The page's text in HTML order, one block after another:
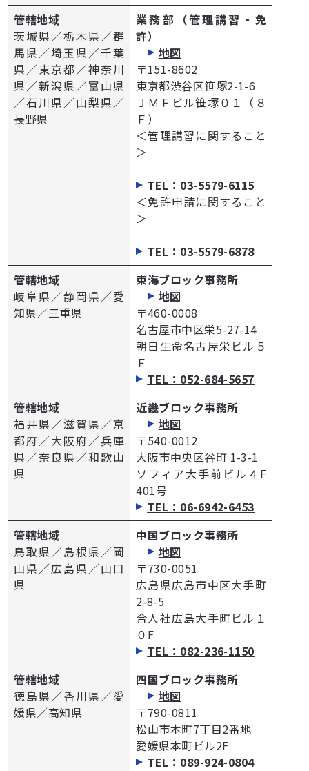
管轄地域
茨城県／栃木県／群
馬県／埼玉県／千葉
県／東京都／神奈川
県／新潟県／富山県
／石川県／山梨県／
長野県
業務部（管理講習・免
許）
地図
〒151-8602
東京都渋谷区笹塚2-1-6
ＪＭＦビル笹塚０１（８
Ｆ）
＜管理講習に関すること
＞
TEL：03-5579-6115
＜免許申請に関すること
＞
TEL：03-5579-6878
管轄地域
岐阜県／静岡県／愛
知県／三重県
東海ブロック事務所
地図
〒460-0008
名古屋市中区栄5-27-14
朝日生命名古屋栄ビル５
Ｆ
TEL：052-684-5657
管轄地域
福井県／滋賀県／京
都府／大阪府／兵庫
県／奈良県／和歌山
県
近畿ブロック事務所
地図
〒540-0012
大阪市中央区谷町 1-3-1
ソフィア大手前ビル４F
401号
TEL：06-6942-6453
管轄地域
鳥取県／島根県／岡
山県／広島県／山口
県
中国ブロック事務所
地図
〒730-0051
広島県広島市中区大手町
2-8-5
合人社広島大手町ビル１
０F
TEL：082-236-1150
管轄地域
徳島県／香川県／愛
媛県／高知県
四国ブロック事務所
地図
〒790-0811
松山市本町7丁目2番地
愛媛県本町ビル2F
TEL：089-924-0804